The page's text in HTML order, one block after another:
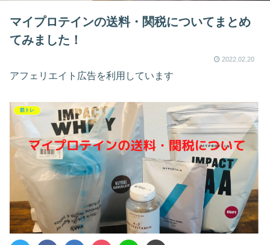
マイプロテインの送料・関税についてまとめ
てみました！
2022.02.20
アフェリエイト広告を利用しています
筋トレ